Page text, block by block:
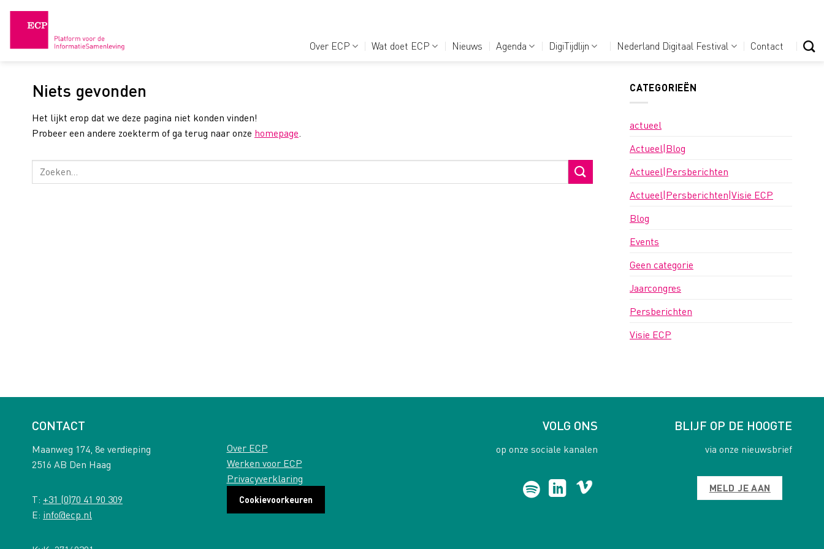
Over ECP Wat doet ECP Nieuws Agenda DigiTijdlijn Nederland Digitaal Festival Contact
Niets gevonden
Het lijkt erop dat we deze pagina niet konden vinden!
Probeer een andere zoekterm of ga terug naar onze homepage
CATEGORIEËN
actueel
Actueel|Blog
Actueel|Persberichten
Actueel|Persberichten|Visie ECP
Blog
Events
Geen categorie
Jaarcongres
Persberichten
Visie ECP
CONTACT
Maanweg 174, 8e verdieping
2516 AB Den Haag
T: +31 (0)70 41 90 309
E: info@ecp.nl
Over ECP
Werken voor ECP
Privacyverklaring
Cookievoorkeuren
VOLG ONS
op onze sociale kanalen
BLIJF OP DE HOOGTE
via onze nieuwsbrief
MELD JE AAN